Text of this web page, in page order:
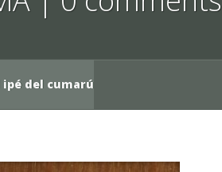
del cumarú